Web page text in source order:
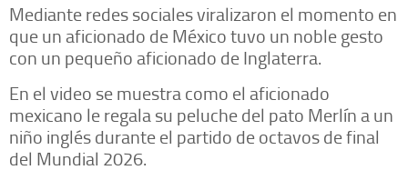
Mediante redes sociales viralizaron el momento en
que un aficionado de México tuvo un noble gesto
con un pequeño aficionado de Inglaterra.
En el video se muestra como el aficionado
mexicano le regala su peluche del pato Merlín a un
niño inglés durante el partido de octavos de final
del Mundial 2026.